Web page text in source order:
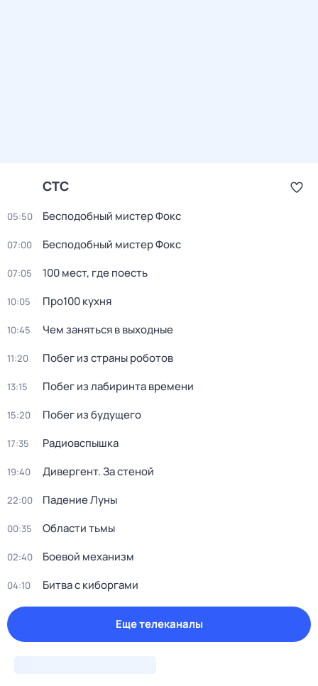
СТС
05:50 Бесподобный мистер Фокс
07:00 Бесподобный мистер Фокс
07:05 100 мест, где поесть
10:05 Про100 кухня
10:45 Чем заняться в выходные
11:20 Побег из страны роботов
13:15 Пoбег из лабиринтa времени
15:20 Побег из будущего
17:35 Радиовспышка
19:40 Дивергент. За стеной
22:00 Падение Луны
00:35 Области тьмы
02:40 Боевой механизм
04:10 Битва с киборгами
Еще телеканалы